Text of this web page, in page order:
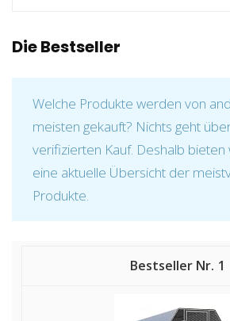
Die Bestseller
Welche Produkte werden von
meisten gekauft? Nichts geht
verifizierten Kauf. Deshalb bieten
eine aktuelle Übersicht der
Produkte.
1